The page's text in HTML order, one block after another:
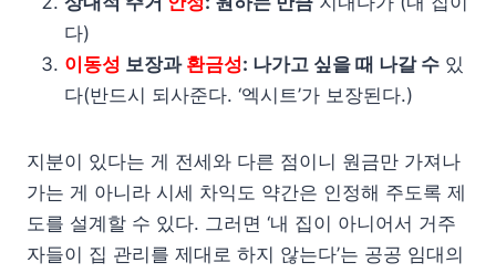
다)
이동성 보장과 환금성: 나가고 싶을 때 나갈 수 있
다(반드시 되사준다. ‘엑시트’가 보장된다.)
지분이 있다는 게 전세와 다른 점이니 원금만 가져나
가는 게 아니라 시세 차익도 약간은 인정해 주도록 제
도를 설계할 수 있다. 그러면 ‘내 집이 아니어서 거주
자들이 집 관리를 제대로 하지 않는다’는 공공 임대의